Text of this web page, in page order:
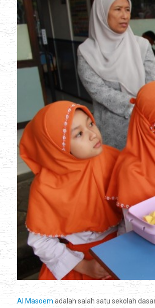
Al Masoem adalah salah satu sekolah